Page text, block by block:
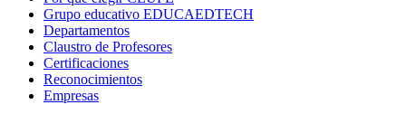
Grupo educativo EDUCAEDTECH
Departamentos
Claustro de Profesores
Certificaciones
Reconocimientos
Empresas